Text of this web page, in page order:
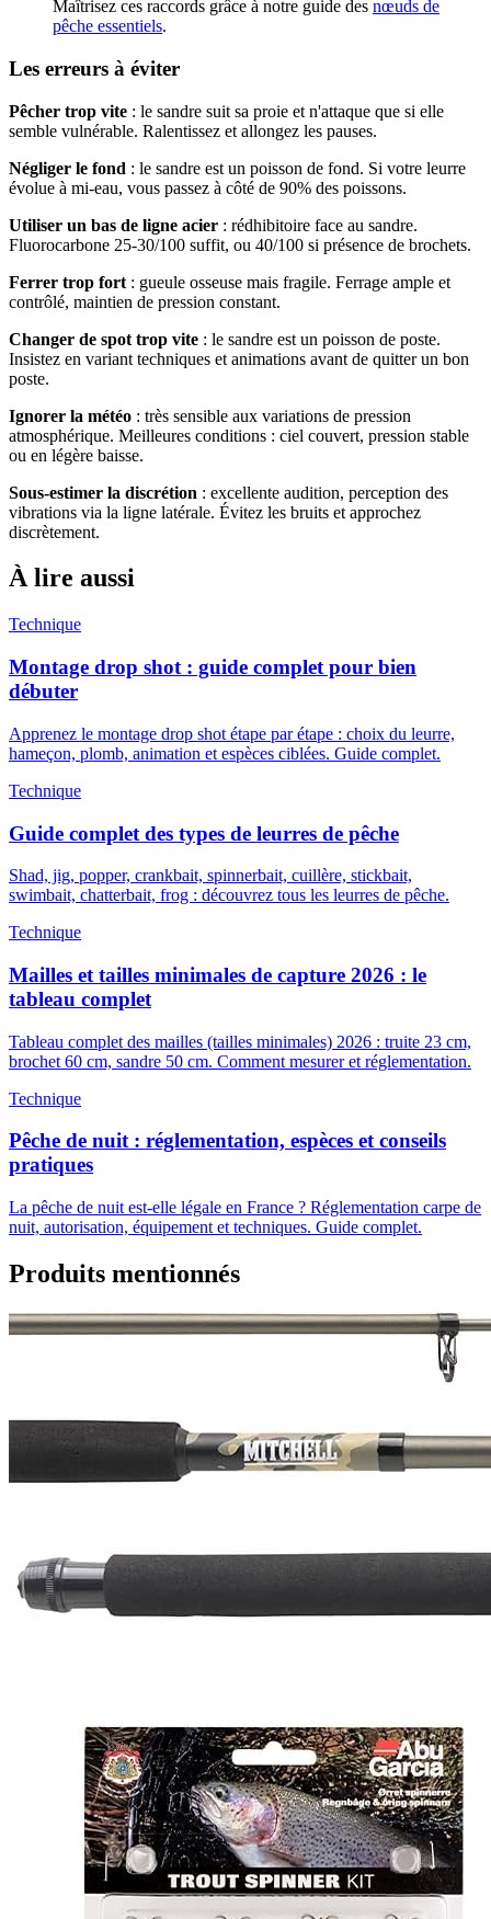
Maîtrisez ces raccords grâce à notre guide des nœuds de
pêche essentiels.
Les erreurs à éviter
Pêcher trop vite : le sandre suit sa proie et n'attaque que si elle
semble vulnérable. Ralentissez et allongez les pauses.
Négliger le fond : le sandre est un poisson de fond. Si votre leurre
évolue à mi-eau, vous passez à côté de 90% des poissons.
Utiliser un bas de ligne acier : rédhibitoire face au sandre.
Fluorocarbone 25-30/100 suffit, ou 40/100 si présence de brochets.
Ferrer trop fort : gueule osseuse mais fragile. Ferrage ample et
contrôlé, maintien de pression constant.
Changer de spot trop vite : le sandre est un poisson de poste.
Insistez en variant techniques et animations avant de quitter un bon
poste.
Ignorer la météo : très sensible aux variations de pression
atmosphérique. Meilleures conditions : ciel couvert, pression stable
ou en légère baisse.
Sous-estimer la discrétion : excellente audition, perception des
vibrations via la ligne latérale. Évitez les bruits et approchez
discrètement.
À lire aussi
Technique
Montage drop shot : guide complet pour bien
débuter
Apprenez le montage drop shot étape par étape : choix du leurre,
hameçon, plomb, animation et espèces ciblées. Guide complet.
Technique
Guide complet des types de leurres de pêche
Shad, jig, popper, crankbait, spinnerbait, cuillère, stickbait,
swimbait, chatterbait, frog : découvrez tous les leurres de pêche.
Technique
Mailles et tailles minimales de capture 2026 : le
tableau complet
Tableau complet des mailles (tailles minimales) 2026 : truite 23 cm,
brochet 60 cm, sandre 50 cm. Comment mesurer et réglementation.
Technique
Pêche de nuit : réglementation, espèces et conseils
pratiques
La pêche de nuit est-elle légale en France ? Réglementation carpe de
nuit, autorisation, équipement et techniques. Guide complet.
Produits mentionnés